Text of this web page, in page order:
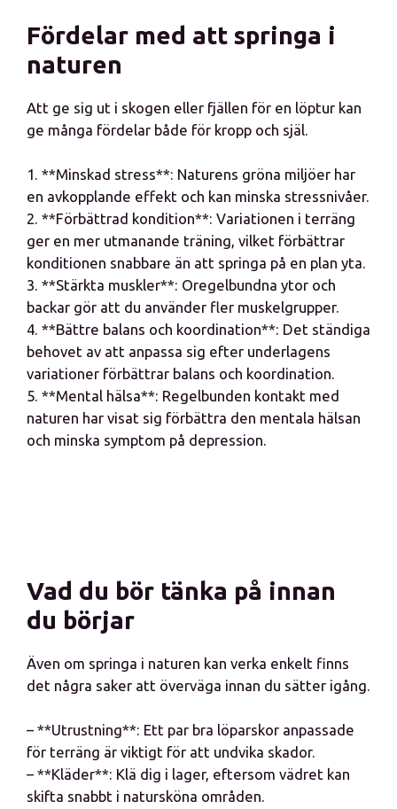
Fördelar med att springa i
naturen
Att ge sig ut i skogen eller fjällen för en löptur kan
ge många fördelar både för kropp och själ.
1. **Minskad stress**: Naturens gröna miljöer har
en avkopplande effekt och kan minska stressnivåer.
2. **Förbättrad kondition**: Variationen i terräng
ger en mer utmanande träning, vilket förbättrar
konditionen snabbare än att springa på en plan yta.
3. **Stärkta muskler**: Oregelbundna ytor och
backar gör att du använder fler muskelgrupper.
4. **Bättre balans och koordination**: Det ständiga
behovet av att anpassa sig efter underlagens
variationer förbättrar balans och koordination.
5. **Mental hälsa**: Regelbunden kontakt med
naturen har visat sig förbättra den mentala hälsan
och minska symptom på depression.
Vad du bör tänka på innan
du börjar
Även om springa i naturen kan verka enkelt finns
det några saker att överväga innan du sätter igång.
– **Utrustning**: Ett par bra löparskor anpassade
för terräng är viktigt för att undvika skador.
– **Kläder**: Klä dig i lager, eftersom vädret kan
skifta snabbt i natursköna områden.